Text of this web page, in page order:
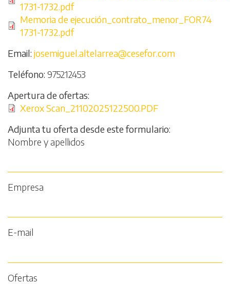
1731-1732.pdf
Archivo
Memoria de ejecución_contrato_menor_FOR74
1731-1732.pdf
Email josemiguel.altelarrea@cesefor.com
Teléfono 975212453
Apertura de ofertas
Archivo
Xerox Scan_21102025122500.PDF
Adjunta tu oferta desde este formulario
Nombre y apellidos
Empresa
E-mail
Ofertas